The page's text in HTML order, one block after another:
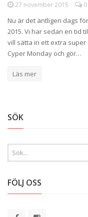
27 november 2015 0
Nu är det äntligen dags
2015. Vi har sedan en tid
vill sätta in ett extra
Cyper Monday och gör…
Läs mer
SÖK
FÖLJ OSS